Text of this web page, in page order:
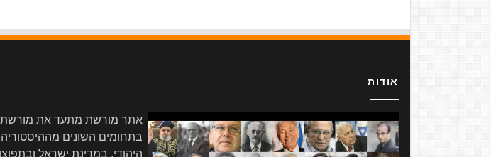
אודות
אתר מורשת מתעד את
בתחומים השונים
היהודי, במדינת ישראל